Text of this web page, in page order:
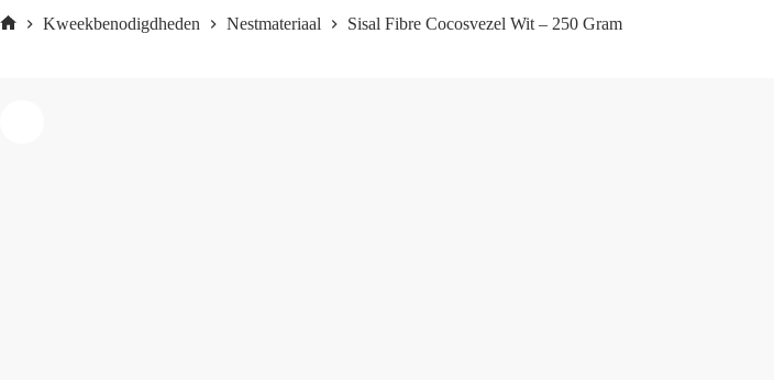
Kweekbenodigdheden Nestmateriaal Sisal Fibre Cocosvezel Wit – 250 Gram